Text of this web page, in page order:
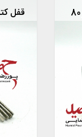
قفل